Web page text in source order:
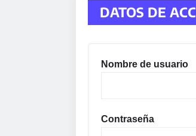
DATOS DE
Nombre de usuario
Contraseña